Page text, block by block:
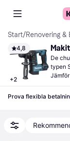
Start/Renovering &
4,8
+2
De
typen
Prova flexibla